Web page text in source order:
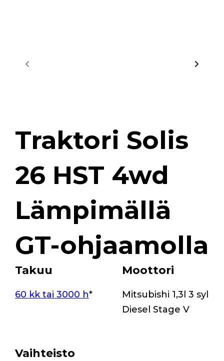
Traktori Solis
26 HST 4wd
Lämpimällä
GT-ohjaamolla
Takuu
60 kk tai 3000 h*
Moottori
Mitsubishi 1,3l 3 syl
Diesel Stage V
Vaihteisto